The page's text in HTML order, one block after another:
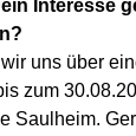
Interesse
uns über
zum
Saulheim.